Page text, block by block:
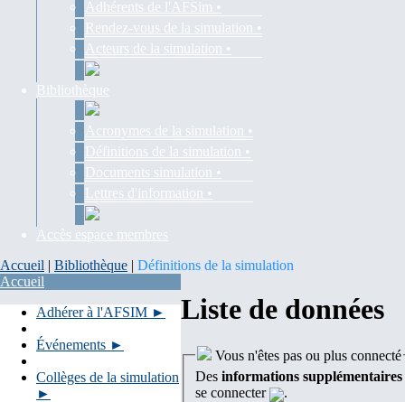
Adhérents de l'AFSim •
Rendez-vous de la simulation •
Acteurs de la simulation •
Bibliothèque
Acronymes de la simulation •
Définitions de la simulation •
Documents simulation •
Lettres d'information •
Accès espace membres
Accueil | Bibliothèque | Définitions de la simulation
Accueil
Adhérer à l'AFSIM ►
Événements ►
Collèges de la simulation
►
Liste de données
Vous n'êtes pas ou plus connecté
Des informations supplémentaires
se connecter
.